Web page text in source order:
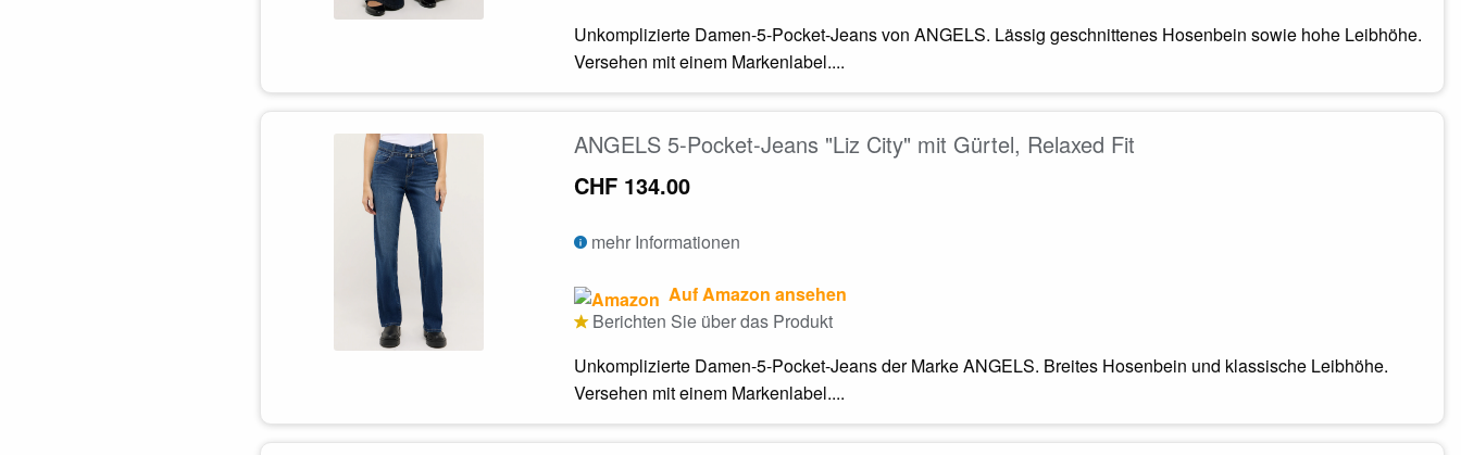
Unkomplizierte Damen-5-Pocket-Jeans von ANGELS. Lässig geschnittenes Hosenbein sowie hohe Leibhöhe.
Versehen mit einem Markenlabel....
ANGELS 5-Pocket-Jeans "Liz City" mit Gürtel, Relaxed Fit
CHF 134.00
mehr Informationen
Auf Amazon ansehen
Berichten Sie über das Produkt
Unkomplizierte Damen-5-Pocket-Jeans der Marke ANGELS. Breites Hosenbein und klassische Leibhöhe.
Versehen mit einem Markenlabel....